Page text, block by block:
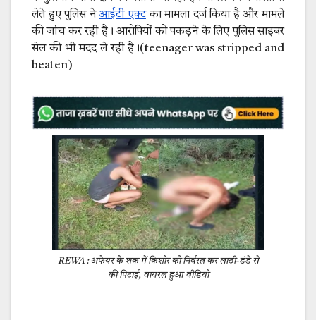
लेते हुए पुलिस नेआईटी एक्टका मामला दर्ज किया है और मामले
की जांच कर रही है। आरोपियों को पकड़ने के लिए पुलिस साइबर
सेल की भी मदद ले रही है।(teenager was stripped and
beaten)
REWA : अफेयर के शक में किशोर को निर्वस्त्र कर लाठी-डंडे से
की पिटाई, वायरल हुआ वीडियो